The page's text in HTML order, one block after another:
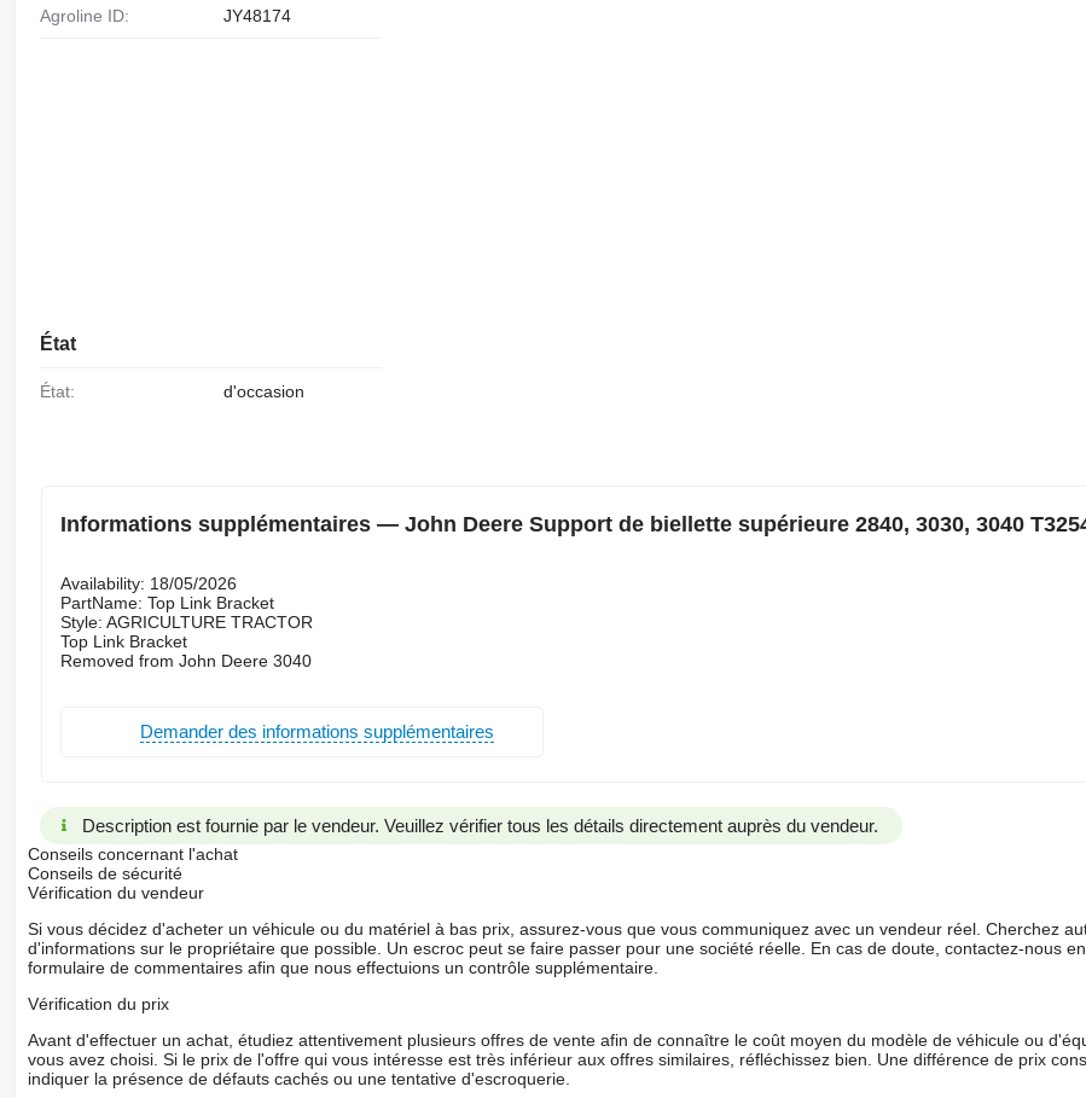
Agroline ID: JY48174
État
État: d'occasion
Informations supplémentaires — John Deere Support de biellette supérieure 2840, 3030, 3040
Availability: 18/05/2026
PartName: Top Link Bracket
Style: AGRICULTURE TRACTOR
Top Link Bracket
Removed from John Deere 3040
Demander des informations supplémentaires
Description est fournie par le vendeur. Veuillez vérifier tous les détails directement auprès du vendeur.
Conseils concernant l'achat
Conseils de sécurité
Vérification du vendeur
Si vous décidez d'acheter un véhicule ou du matériel à bas prix, assurez-vous que vous communiquez avec un vendeur réel. Cherchez
d'informations sur le propriétaire que possible. Un escroc peut se faire passer pour une société réelle. En cas de doute, contactez-nous
formulaire de commentaires afin que nous effectuions un contrôle supplémentaire.
Vérification du prix
Avant d'effectuer un achat, étudiez attentivement plusieurs offres de vente afin de connaître le coût moyen du modèle de véhicule ou
vous avez choisi. Si le prix de l'offre qui vous intéresse est très inférieur aux offres similaires, réfléchissez bien. Une différence de prix
indiquer la présence de défauts cachés ou une tentative d'escroquerie.